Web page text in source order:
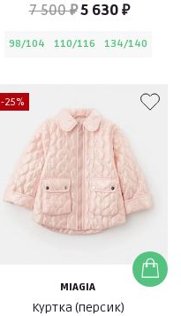
7 500 ₽5 630 ₽
98/104 110/116 134/140
-25%
MIAGIA
Куртка (персик)